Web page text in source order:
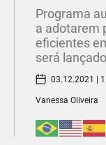
Programa
a adotarem
eficientes
será
03.12.2021 |
Vanessa Oliveira